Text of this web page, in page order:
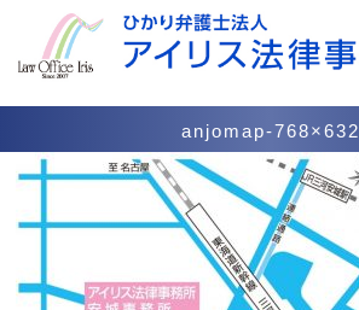
anjomap-768×632